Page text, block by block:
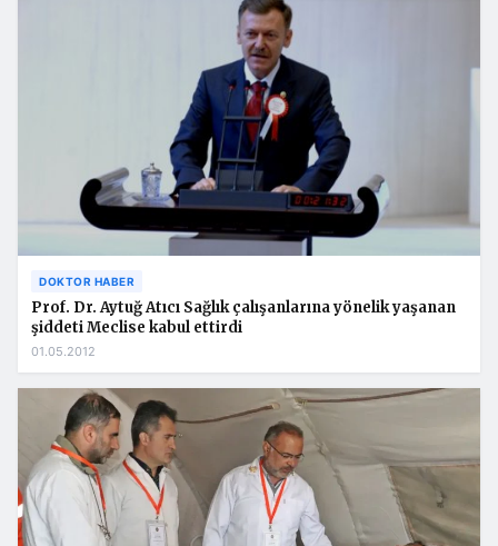
DOKTOR HABER
Prof. Dr. Aytuğ Atıcı Sağlık çalışanlarına yönelik yaşanan
şiddeti Meclise kabul ettirdi
01.05.2012